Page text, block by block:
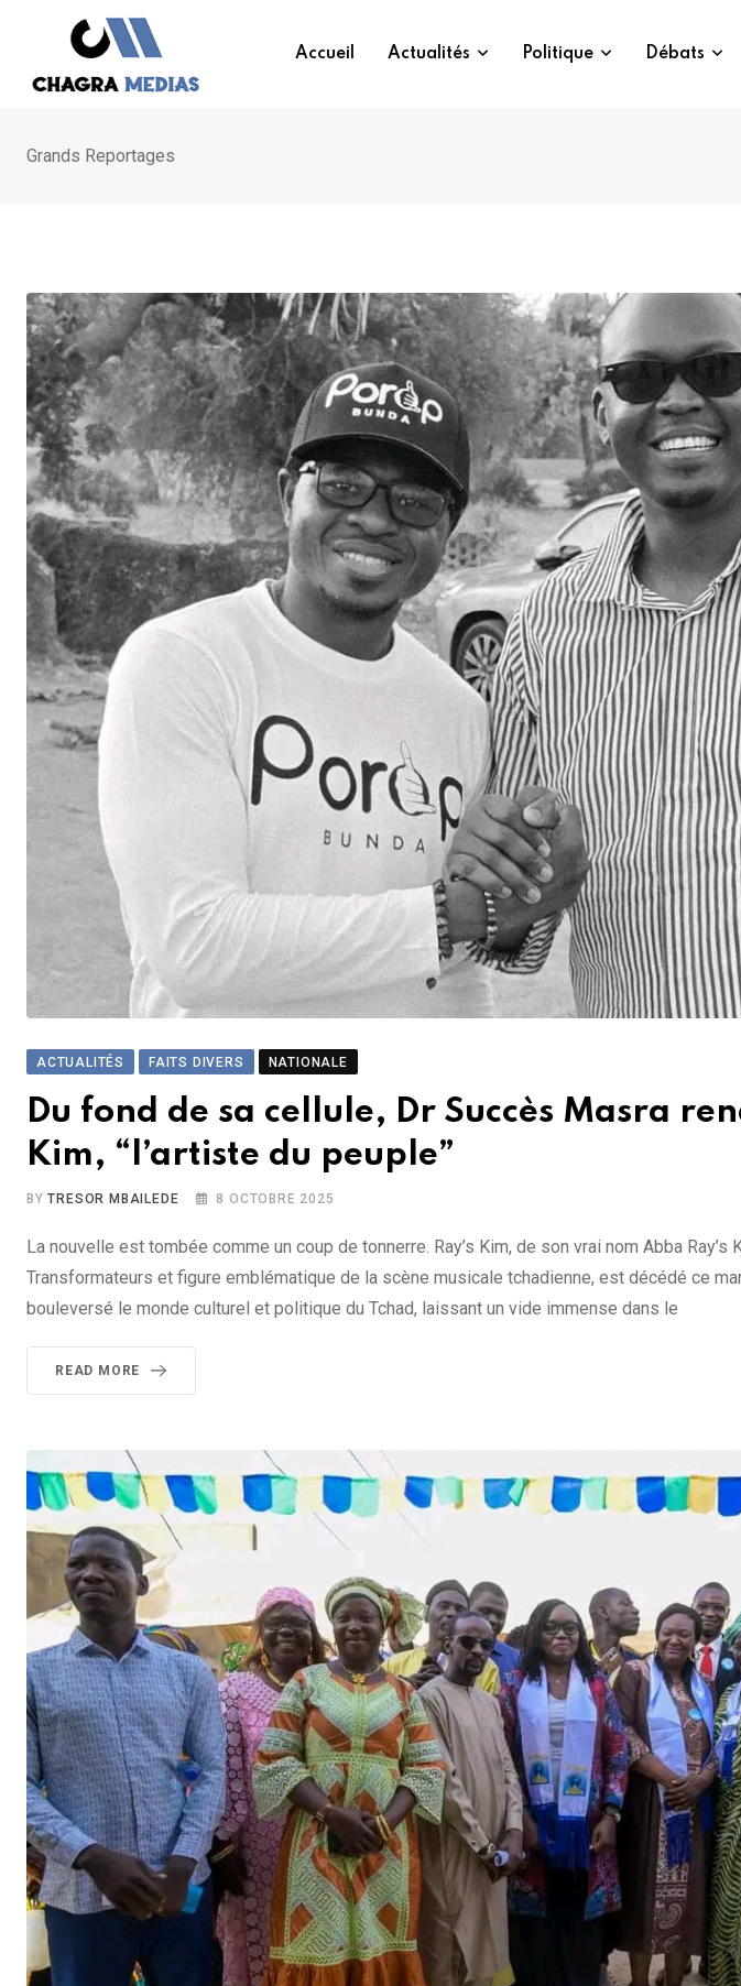
content
Accueil Actualités Politique Débats
Grands Reportages
ACTUALITÉS FAITS DIVERS NATIONALE
Du fond de sa cellule, Dr Succès Masra
Kim, “l’artiste du peuple”
BYTRESOR MBAILEDE 8 OCTOBRE 2025
La nouvelle est tombée comme un coup de tonnerre. Ray’s Kim, de son vrai nom Abba
Transformateurs et figure emblématique de la scène musicale tchadienne, est décédé ce
bouleversé le monde culturel et politique du Tchad, laissant un vide immense dans le
READ MORE